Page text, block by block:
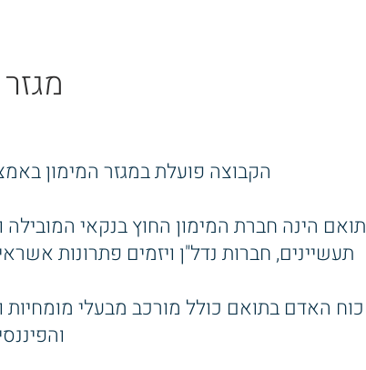
הקבוצה פועלת במגזר המימון
תואם הינה חברת המימון החוץ בנקאי
תעשיינים, חברות נדל"ן ויזמים פתרונות
כוח האדם בתואם כולל מורכב מבעלי מומחיות